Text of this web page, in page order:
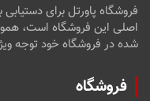
فروشگاه پاورتل برای
اصلی این فروشگاه است،
شده در فروشگاه خود توجه
فروشگاه